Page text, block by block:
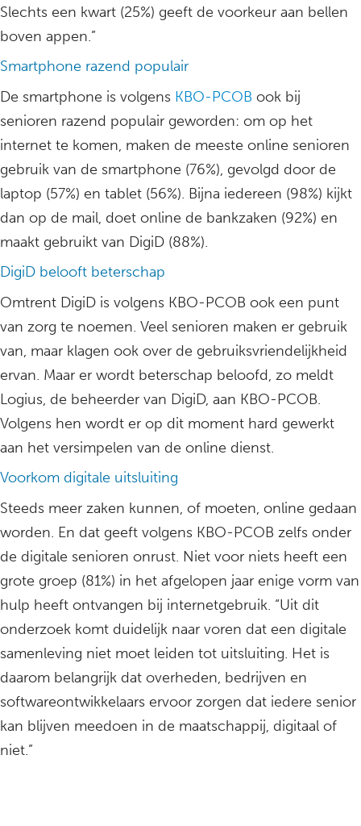
Slechts een kwart (25%) geeft de voorkeur aan bellen
boven appen.”
Smartphone razend populair
De smartphone is volgens KBO-PCOB ook bij
senioren razend populair geworden: om op het
internet te komen, maken de meeste online senioren
gebruik van de smartphone (76%), gevolgd door de
laptop (57%) en tablet (56%). Bijna iedereen (98%) kijkt
dan op de mail, doet online de bankzaken (92%) en
maakt gebruikt van DigiD (88%).
DigiD belooft beterschap
Omtrent DigiD is volgens KBO-PCOB ook een punt
van zorg te noemen. Veel senioren maken er gebruik
van, maar klagen ook over de gebruiksvriendelijkheid
ervan. Maar er wordt beterschap beloofd, zo meldt
Logius, de beheerder van DigiD, aan KBO-PCOB.
Volgens hen wordt er op dit moment hard gewerkt
aan het versimpelen van de online dienst.
Voorkom digitale uitsluiting
Steeds meer zaken kunnen, of moeten, online gedaan
worden. En dat geeft volgens KBO-PCOB zelfs onder
de digitale senioren onrust. Niet voor niets heeft een
grote groep (81%) in het afgelopen jaar enige vorm van
hulp heeft ontvangen bij internetgebruik. “Uit dit
onderzoek komt duidelijk naar voren dat een digitale
samenleving niet moet leiden tot uitsluiting. Het is
daarom belangrijk dat overheden, bedrijven en
softwareontwikkelaars ervoor zorgen dat iedere senior
kan blijven meedoen in de maatschappij, digitaal of
niet.”